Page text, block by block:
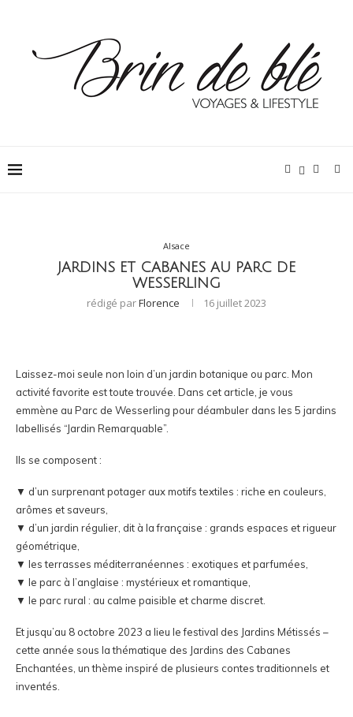
Alsace
JARDINS ET CABANES AU PARC DE
WESSERLING
rédigé parFlorence 16 juillet 2023
Laissez-moi seule non loin d’un jardin botanique ou parc. Mon
activité favorite est toute trouvée. Dans cet article, je vous
emmène au Parc de Wesserling pour déambuler dans les 5 jardins
labellisés “Jardin Remarquable”.
Ils se composent :
▼ d’un surprenant potager aux motifs textiles : riche en couleurs,
arômes et saveurs,
▼ d’un jardin régulier, dit à la française : grands espaces et rigueur
géométrique,
▼ les terrasses méditerranéennes : exotiques et parfumées,
▼ le parc à l’anglaise : mystérieux et romantique,
▼ le parc rural : au calme paisible et charme discret.
Et jusqu’au 8 octobre 2023 a lieu le festival des Jardins Métissés –
cette année sous la thématique des Jardins des Cabanes
Enchantées, un thème inspiré de plusieurs contes traditionnels et
inventés.